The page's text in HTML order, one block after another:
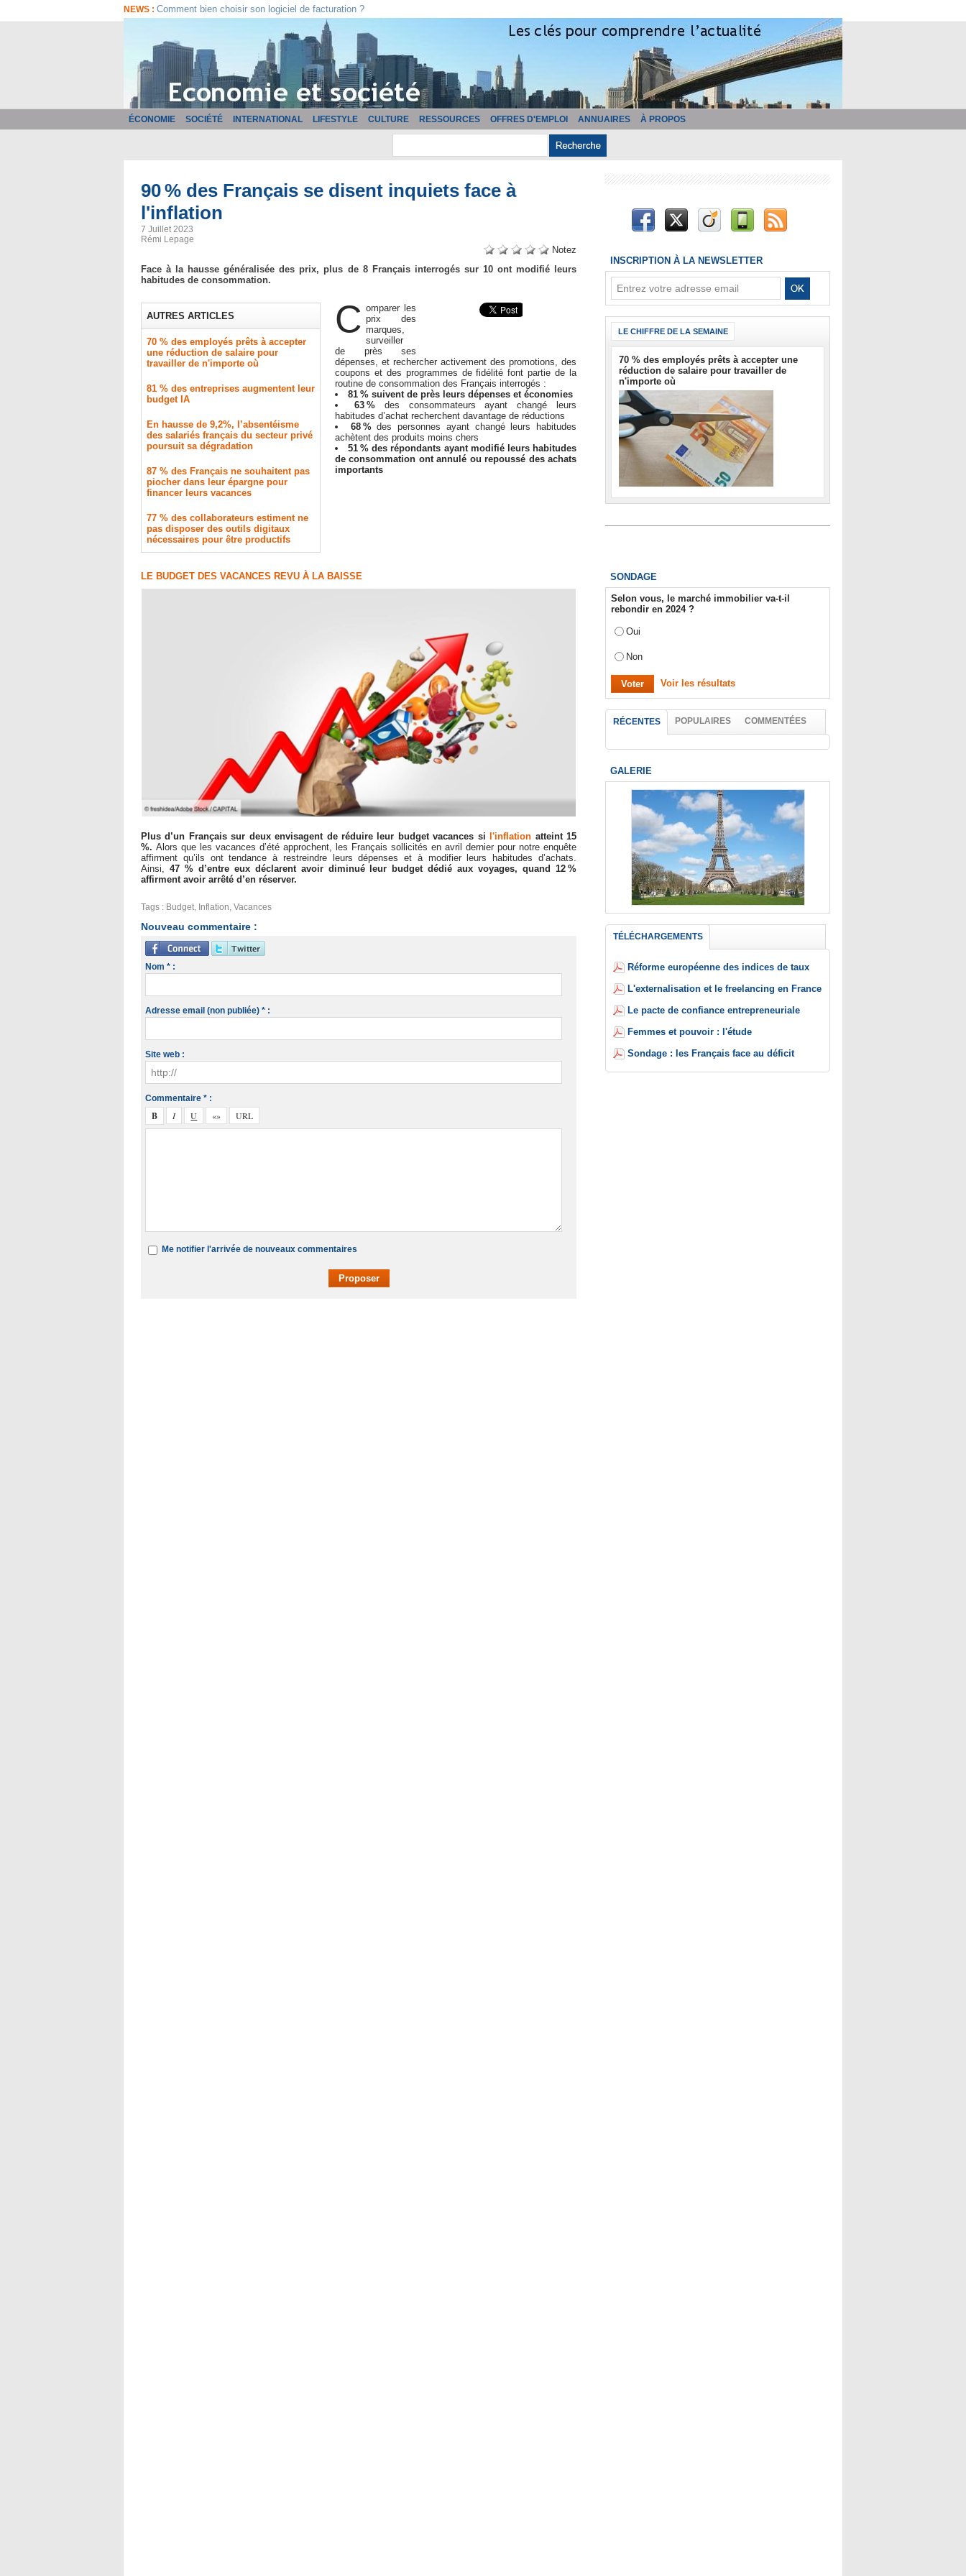
NEWS : Comment bien choisir son logiciel de facturation ?
ÉCONOMIE SOCIÉTÉ INTERNATIONAL LIFESTYLE CULTURE RESSOURCES OFFRES D'EMPLOI ANNUAIRES À PROPOS
90 % des Français se disent inquiets face à
l'inflation
7 Juillet 2023
Rémi Lepage
Notez
Face à la hausse généralisée des prix, plus de 8 Français interrogés sur 10 ont modifié leurs
habitudes de consommation.
AUTRES ARTICLES
70 % des employés prêts à accepter
une réduction de salaire pour
travailler de n'importe où
81 % des entreprises augmentent leur
budget IA
En hausse de 9,2%, l’absentéisme
des salariés français du secteur privé
poursuit sa dégradation
87 % des Français ne souhaitent pas
piocher dans leur épargne pour
financer leurs vacances
77 % des collaborateurs estiment ne
pas disposer des outils digitaux
nécessaires pour être productifs
C omparer les
prix des
marques,
surveiller
de près ses
dépenses, et rechercher activement des promotions, des
coupons et des programmes de fidélité font partie de la
routine de consommation des Français interrogés :
81 % suivent de près leurs dépenses et économies
63 %des consommateurs ayant changé leurs
habitudes d’achat recherchent davantage de réductions
68 %des personnes ayant changé leurs habitudes
achètent des produits moins chers
51 % des répondants ayant modifié leurs habitudes
de consommation ont annulé ou repoussé des achats
importants
LE BUDGET DES VACANCES REVU À LA BAISSE
Plus d’un Français sur deux envisagent de réduire leur budget vacances si l'inflation atteint 15
%. Alors que les vacances d’été approchent, les Français sollicités en avril dernier pour notre enquête
affirment qu’ils ont tendance à restreindre leurs dépenses et à modifier leurs habitudes d’achats.
Ainsi, 47 % d’entre eux déclarent avoir diminué leur budget dédié aux voyages, quand 12 %
affirment avoir arrêté d’en réserver.
Tags : Budget, Inflation, Vacances
Nouveau commentaire :
Nom * :
Adresse email (non publiée) * :
Site web :
Commentaire * :
Me notifier l'arrivée de nouveaux commentaires
INSCRIPTION À LA NEWSLETTER
LE CHIFFRE DE LA SEMAINE
70 % des employés prêts à accepter une
réduction de salaire pour travailler de
n'importe où
SONDAGE
Selon vous, le marché immobilier va-t-il
rebondir en 2024 ?
Oui
Non
Voir les résultats
RÉCENTES POPULAIRES COMMENTÉES
GALERIE
TÉLÉCHARGEMENTS
Réforme européenne des indices de taux
L'externalisation et le freelancing en France
Le pacte de confiance entrepreneuriale
Femmes et pouvoir : l'étude
Sondage : les Français face au déficit